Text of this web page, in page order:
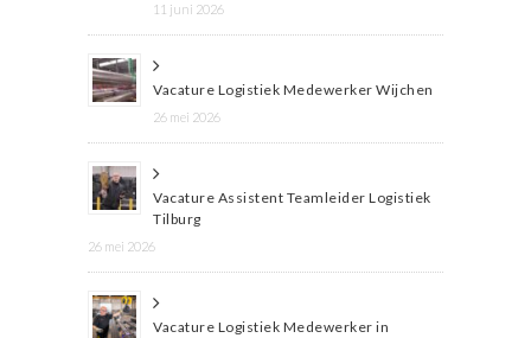
11 juni 2026
Vacature Logistiek Medewerker Wijchen
26 mei 2026
Vacature Assistent Teamleider Logistiek
Tilburg
26 mei 2026
Vacature Logistiek Medewerker in